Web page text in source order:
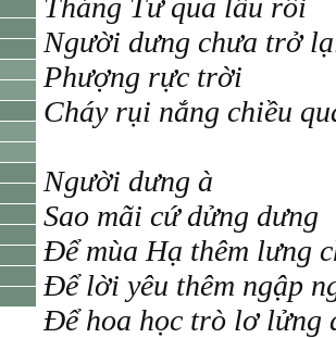
Tháng Tư qua lâu rồi
Người dưng chưa trở
Phượng rực trời
Cháy rụi nắng chiều
Người dưng à
Sao mãi cứ dửng dưng
Để mùa Hạ thêm lưng
Để lời yêu thêm ngập
Để hoa học trò lơ lửng